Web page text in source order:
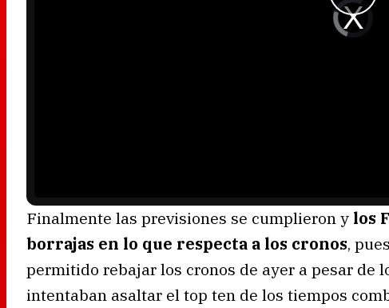
V
i
d
e
Finalmente las previsiones se cumplieron y los
borrajas en lo que respecta a los cronos,
permitido rebajar los cronos de ayer a pesar de
intentaban asaltar el top ten de los tiempos